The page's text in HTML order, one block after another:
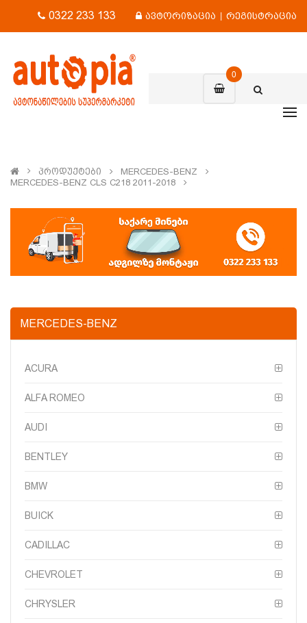
0322 233 133 ავტორიზაცია | რეგისტრაცია
0
Პროდუქტები
MERCEDES-BENZ
MERCEDES-BENZ CLS C218 2011-2018
MERCEDES-BENZ
ACURA
ALFA ROMEO
AUDI
BENTLEY
BMW
BUICK
CADILLAC
CHEVROLET
CHRYSLER